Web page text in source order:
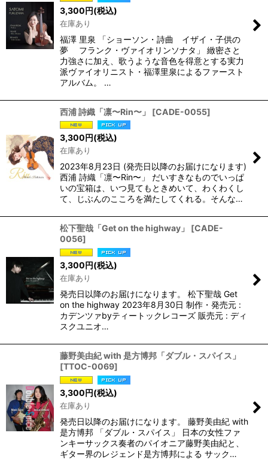
3,300円(税込)
在庫あり
福澤 里泉 「ショーソン・詩曲 イザイ・子供の
夢 フランク・ヴァイオリンソナタ」 緻密さと
力強さに加え、歌うような音色を得意とする実力
派ヴァイオリニスト・福澤里泉によるファースト
アルバム。 …
西浦 詩織「凛〜Rin〜」 [CADE-0055]
3,300円(税込)
在庫あり
2023年8月23日 (発売日以降のお届けになります)
西浦 詩織「凛〜Rin〜」 だいすきなものでいっぱ
いの宝箱は、いつ見てもときめいて、わくわくし
て、じぶんのこころを満たしてくれる。そんな…
松下聖哉「Get on the highway」 [CADE-
0056]
3,300円(税込)
在庫あり
発売日以降のお届けになります。 松下聖哉 Get
on the highway 2023年8月30日 制作・発売元 :
カデンツァbyティートックレコーズ 販売元 : ディ
スクユニオ…
藤野美由紀 with 是方博邦「ダブル・スパイス」
[TTOC-0069]
3,300円(税込)
在庫あり
発売日以降のお届けになります。 藤野美由紀 with
是方博邦 「ダブル・スパイス」 日本の女性ファ
ンキーサックス奏者のパイオニア藤野美由紀と、
ギター界のレジェンド是方博邦による サック…